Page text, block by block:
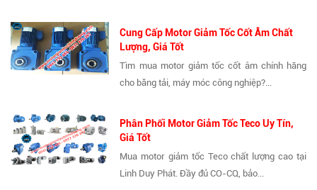
Cung Cấp Motor Giảm Tốc Cốt Âm Chất
Lượng, Giá Tốt
Tìm mua motor giảm tốc cốt âm chính hãng
cho băng tải, máy móc công nghiệp?...
Phân Phối Motor Giảm Tốc Teco Uy Tín,
Giá Tốt
Mua motor giảm tốc Teco chất lượng cao tại
Linh Duy Phát. Đầy đủ CO-CQ, bảo...